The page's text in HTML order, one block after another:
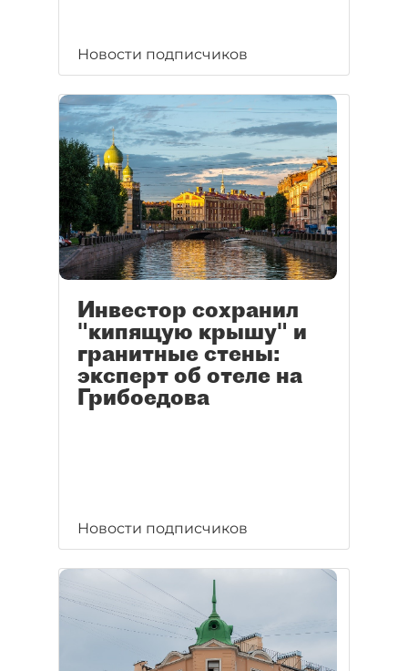
Новости подписчиков
Инвестор сохранил
"кипящую крышу" и
гранитные стены:
эксперт об отеле на
Грибоедова
Новости подписчиков